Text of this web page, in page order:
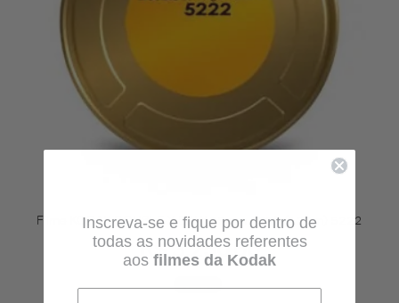
Filme KODAK DOUBLE-X B&W 35mm 400ft (122m) 5222
R$3.250,00
Ler mais
Inscreva-se e fique por dentro de
todas as novidades referentes
aos filmes da Kodak